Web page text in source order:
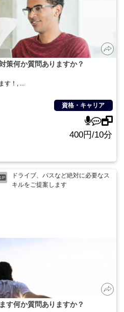
策何か質問ありますか？
！, ...
資格・キャリア
400円/10分
ドライブ、パスなど絶対に必要なス
キルをご提案します
す何か質問ありますか？